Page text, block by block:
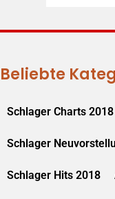
Beliebte
Schlager Charts 2018
Schlager
Schlager Hits 2018